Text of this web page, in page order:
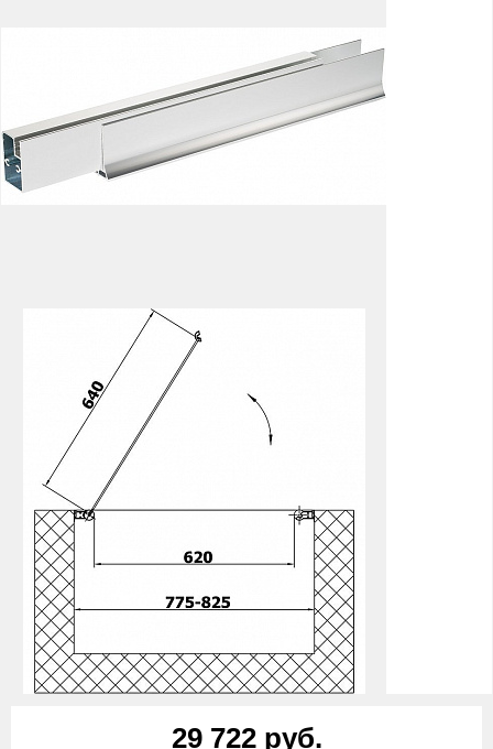
29 722 руб.